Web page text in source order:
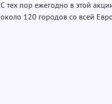
С тех пор ежегодно в этой
около 120 городов со всей